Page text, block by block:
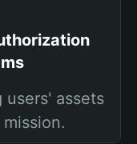
users' assets